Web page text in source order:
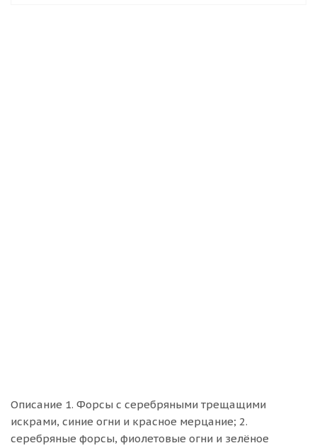
Описание 1. Форсы с серебряными трещащими
искрами, синие огни и красное мерцание; 2.
серебряные форсы, фиолетовые огни и зелёное